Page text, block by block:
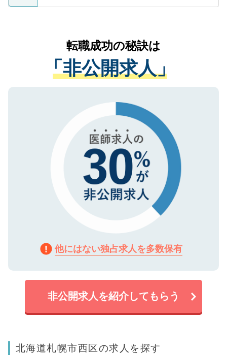
ているすべての個人データはご本人の許可
は、個人情報の取り扱いについての厳密な
管理基準を満たした事業者のみに付与され
る、プライバシーマークを取得済みです。
で、機密保持に関してもご安心ください。
かがいして、現在の医療機関の状況や紹介
経験をまじえながら、適切なアドバイスを
させていただきます。すぐにご転職をされ
ない方には、長期的なサポートが可能です
ので、まずはご登録ください。
転職成功の秘訣は
「非公開求人」
他にはない独占求人を多数保有
非公開求人を紹介してもらう
北海道札幌市西区の求人を探す